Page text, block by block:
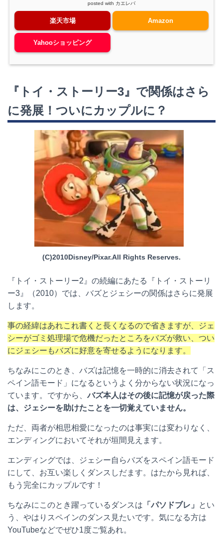
posted with カエレバ
楽天市場 Amazon
Yahooショッピング
『トイ・ストーリー3』で関係はさら
に発展！ついにカップルに？
(C)2010Disney/Pixar.All Rights Reserves.
『トイ・ストーリー2 』の続編にあたる『トイ・ストーリ
ー3 』（2010）では、バズとジェシーの関係はさらに発展
します。
事の経緯はあれこれ書くと長くなるので省きますが、ジェ
シーがゴミ処理場で危機だったところをバズが救い、つい
にジェシーもバズに好意を寄せるようになります。
ちなみにこのとき、バズは記憶を一時的に消去されて「ス
ペイン語モード」になるというよく分からない状況になっ
ています。ですから、バズ本人はその後に記憶が戻った際
は、ジェシーを助けたことを一切覚えていません。
ただ、両者が相思相愛になったのは事実には変わりなく、
エンディングにおいてそれが垣間見えます。
エンディングでは、ジェシー自らバズをスペイン語モード
にして、お互い楽しくダンスしだます。はたから見れば、
もう完全にカップルです！
ちなみにこのとき躍っているダンスは 「パソドブレ」
とい
う、やはりスペインのダンス見たいです。気になる方は
YouTubeなどでぜひ1度ご覧あれ。